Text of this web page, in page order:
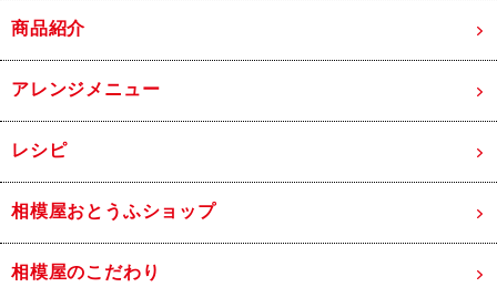
商品紹介
アレンジメニュー
レシピ
相模屋おとうふショップ
相模屋のこだわり